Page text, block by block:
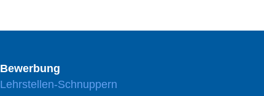
Bewerbung
Lehrstellen-Schnuppern